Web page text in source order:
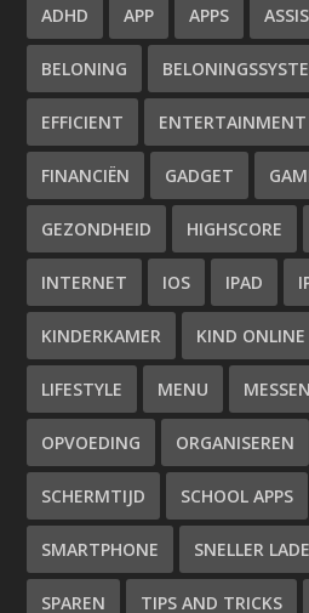
ADHD APP APPS
BELONING
EFFICIENT ENTERTAINMENT
FINANCIËN GADGET
GEZONDHEID HIGHSCORE
INTERNET IOS IPAD
KINDERKAMER KIND ONLINE
LIFESTYLE MENU
OPVOEDING ORGANISEREN
SCHERMTIJD SCHOOL APPS
SMARTPHONE SNELLER
SPAREN TIPS AND TRICKS